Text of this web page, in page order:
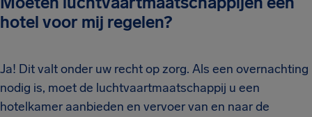
hotel voor mij regelen?
Ja! Dit valt onder uw recht op zorg. Als een overnachting
nodig is, moet de luchtvaartmaatschappij u een
hotelkamer aanbieden en vervoer van en naar de